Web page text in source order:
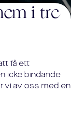
i tre
få ett
icke bindande
vi av oss med en